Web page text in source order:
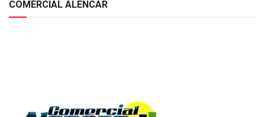
COMERCIAL ALENCAR